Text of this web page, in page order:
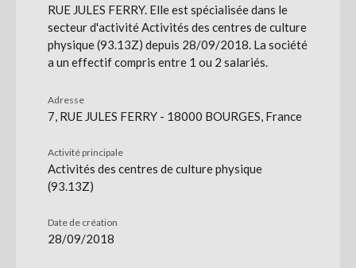
RUE JULES FERRY. Elle est spécialisée dans le
secteur d'activité Activités des centres de culture
physique (93.13Z) depuis 28/09/2018. La société
a un effectif compris entre 1 ou 2 salariés.
Adresse
7, RUE JULES FERRY - 18000 BOURGES, France
Activité principale
Activités des centres de culture physique
(93.13Z)
Date de création
28/09/2018